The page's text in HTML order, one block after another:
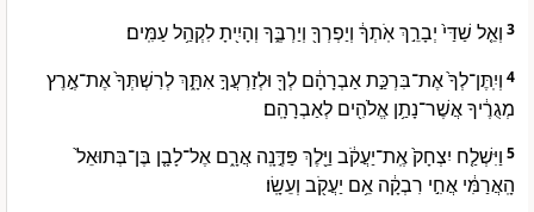
3 וְאֵ֤ל שַׁדַּי֙ יְבָרֵ֣ךְ אֹֽתְךָ֔ וְיַפְרְךָ֖ וְיַרְבֶּ֑ךָ וְהָיִ֖יתָ לִקְהַ֥ל עַמִּֽים׃
4 וְיִֽתֶּן־לְךָ֙ אֶת־בִּרְכַּ֣ת אַבְרָהָ֔ם לְךָ֖ וּלְזַרְעֲךָ֣ אִתָּ֑ךְ לְרִשְׁתְּךָ֙ אֶת־אֶ֣רֶץ
מְגֻרֶ֔יךָ אֲשֶׁר־נָתַ֥ן אֱלֹהִ֖ים לְאַבְרָהָֽם׃
5 וַיִּשְׁלַ֤ח יִצְחָק֙ אֶֽת־יַעֲקֹ֔ב וַיֵּ֖לֶךְ פַּדֶּ֣נָֽה אֲרָ֑ם אֶל־לָבָ֤ן בֶּן־בְּתוּאֵל֙
הָֽאֲרַמִּ֔י אֲחִ֣י רִבְקָ֔ה אֵ֥ם יַעֲקֹ֖ב וְעֵשָֽׂו׃